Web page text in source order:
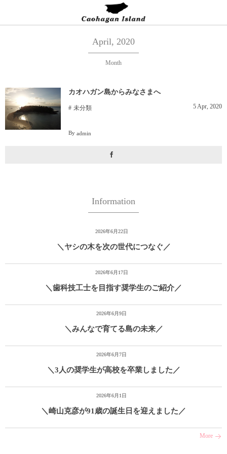
April, 2020
Month
カオハガン島からみなさまへ
未分類 5 Apr 2020
By admin
Information
2026年6月22日
＼ヤシの木を次の世代につなぐ／
2026年6月17日
＼歯科技工士を目指す奨学生のご紹介／
2026年6月9日
＼みんなで育てる島の未来／
2026年6月7日
＼3人の奨学生が高校を卒業しました／
2026年6月1日
＼崎山克彦が91歳の誕生日を迎えました／
More